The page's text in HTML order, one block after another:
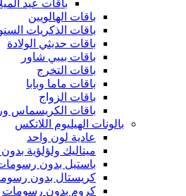
باقات عيد
باقات الهالويين
باقات الذكريات
باقات حديثي الولادة
باقات بيبي شاور
باقات التخرج
باقات ماما وبابا
باقات الزواج
باقات الكريسماس
بالونات الهيليوم اللاتكس
عادية لون واحد
ميتاليك ولؤلؤية
باستيل بدون
كريستال بدون
كروم بدون رسومات